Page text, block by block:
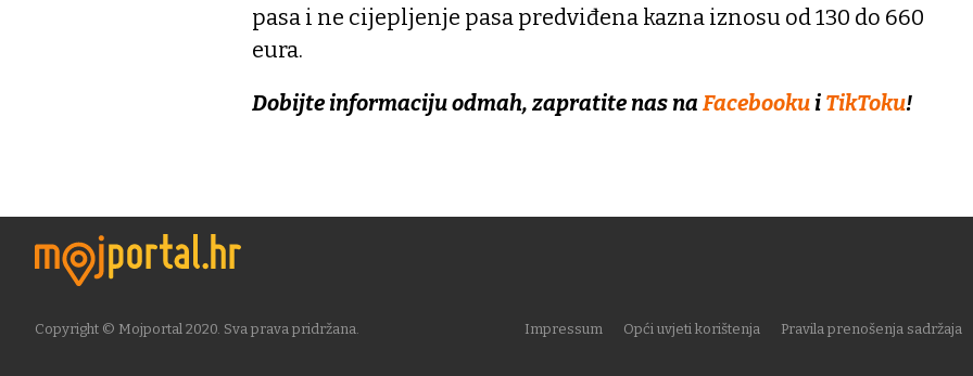
pasa i ne cijepljenje pasa predviđena kazna iznosu od 130 do 660
eura.
Dobijte informaciju odmah, zapratite nas na Facebooku i TikToku!
Copyright © Mojportal 2020. Sva prava pridržana. Impressum Opći uvjeti korištenja Pravila prenošenja sadržaja